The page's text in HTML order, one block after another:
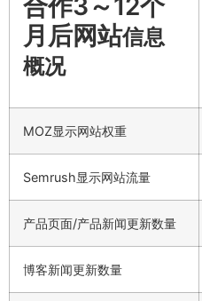
月后网站信息
概况
MOZ显示网站权重
Semrush显示网站流量
产品页面/产品新闻更新数量
博客新闻更新数量